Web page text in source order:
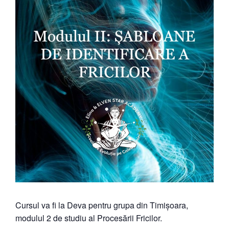
Cursul va fi la Deva pentru grupa din Timișoara,
modulul 2 de studiu al Procesării Fricilor.